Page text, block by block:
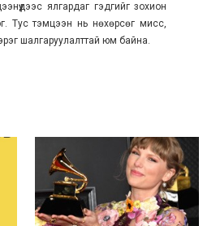
ялгардаг гэдгийг зохион
Тус тэмцээн нь нөхөрсөг мисс,
шалгаруулалттай юм байна.